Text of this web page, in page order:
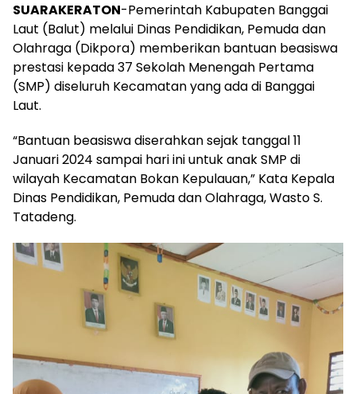
SUARAKERATON-Pemerintah Kabupaten Banggai
Laut (Balut) melalui Dinas Pendidikan, Pemuda dan
Olahraga (Dikpora) memberikan bantuan beasiswa
prestasi kepada 37 Sekolah Menengah Pertama
(SMP) diseluruh Kecamatan yang ada di Banggai
Laut.
“Bantuan beasiswa diserahkan sejak tanggal 11
Januari 2024 sampai hari ini untuk anak SMP di
wilayah Kecamatan Bokan Kepulauan,” Kata Kepala
Dinas Pendidikan, Pemuda dan Olahraga, Wasto S.
Tatadeng.